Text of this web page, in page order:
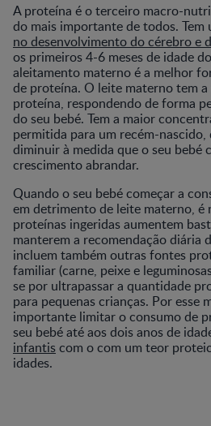
A proteína é o terceiro macro-
do mais importante de todos. Tem
no desenvolvimento do cérebro e
os primeiros 4-6 meses de idade
aleitamento materno é a melhor
de proteína. O leite materno tem
proteína, respondendo de forma
do seu bebé. Tem a maior
permitida para um recém-
diminuir à medida que o seu bebé
crescimento abrandar.
Quando o seu bebé começar a
em detrimento de leite materno, é
proteínas ingeridas aumentem
manterem a recomendação diária
incluem também outras fontes
familiar (carne, peixe e
se por ultrapassar a quantidade
para pequenas crianças. Por esse
importante limitar o consumo de
seu bebé até aos dois anos de
infantiscom o com um teor
idades.